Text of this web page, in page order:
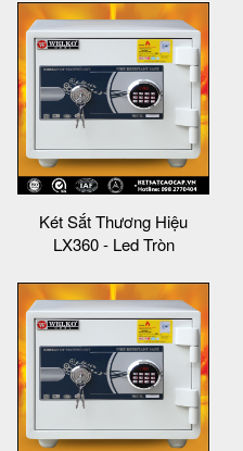
Két Sắt Thương Hiệu
LX360 - Led Tròn